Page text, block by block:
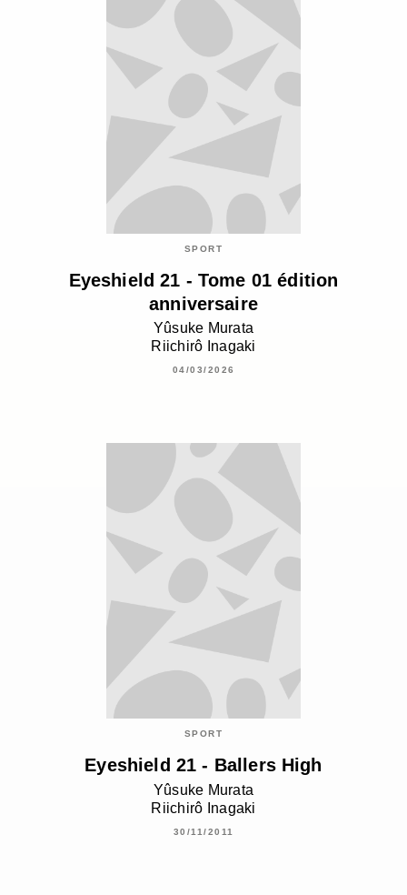
SPORT
Eyeshield 21 - Tome 01 édition
anniversaire
Yûsuke Murata
Riichirô Inagaki
04/03/2026
SPORT
Eyeshield 21 - Ballers High
Yûsuke Murata
Riichirô Inagaki
30/11/2011